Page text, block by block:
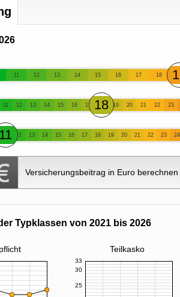
11 12 13 14 15 16 17 18
11 12 13 14 15 16 17 18 19 20 21 22 23
11 12 13 14 15 16 17 18 19 20 21 22 23 24
Versicherungsbeitrag in Euro berechnen
Typklassen von 2021 bis 2026
Teilkasko
25
30
33